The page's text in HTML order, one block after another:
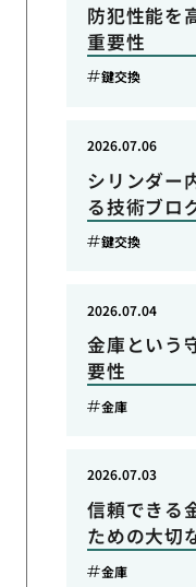
防犯性能を
重要性
鍵交換
シリンダー
る技術ブロ
2026.07.06
鍵交換
金庫という
要性
2026.07.04
金庫
信頼できる
ための大切
2026.07.03
金庫